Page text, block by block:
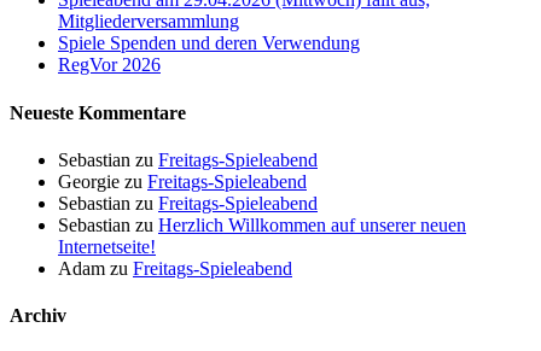
Mitgliederversammlung
Spiele Spenden und deren Verwendung
RegVor 2026
Neueste Kommentare
Sebastian zu Freitags-Spieleabend
Georgie zu Freitags-Spieleabend
Sebastian zu Freitags-Spieleabend
Sebastian zu Herzlich Willkommen auf unserer neuen
Internetseite!
Adam zu Freitags-Spieleabend
Archiv